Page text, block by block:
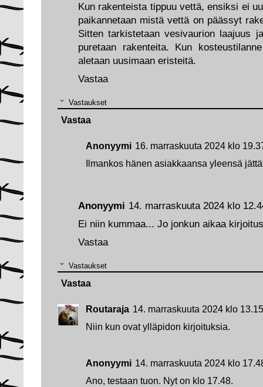
Anonyymi 14. marraskuuta 2024 klo
Ei niin kummaa... Jo jonkun aikaa
Vastaa
Vastaukset
Routaraja 14. marraskuuta 2024 klo 13.15
Niin kun ovat ylläpidon kirjoituksia.
Anonyymi 14. marraskuuta 2024 klo
Ano, testaan tuon. Nyt on klo 17.48.
Vastaa
Kun rakenteista tippuu vettä, ensiksi ei
paikannetaan mistä vettä on päässyt
Sitten tarkistetaan vesivaurion laajuus
puretaan rakenteita. Kun
aletaan uusimaan eristeitä.
Vastaa
Vastaukset
Anonyymi 16. marraskuuta 2024 klo
Ilmankos hänen asiakkaansa yleensä
Vastaa